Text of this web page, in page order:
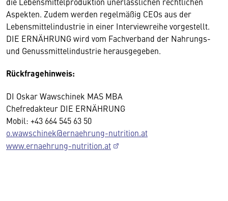
Aspekten. Zudem werden regelmäßig CEOs aus der
Lebensmittelindustrie in einer Interviewreihe vorgestellt.
DIE ERNÄHRUNG wird vom Fachverband der Nahrungs-
und Genussmittelindustrie herausgegeben.
Rückfragehinweis:
DI Oskar Wawschinek MAS MBA
Chefredakteur DIE ERNÄHRUNG
Mobil: +43 664 545 63 50
o.wawschinek@ernaehrung-nutrition.at
www.ernaehrung-nutrition.at